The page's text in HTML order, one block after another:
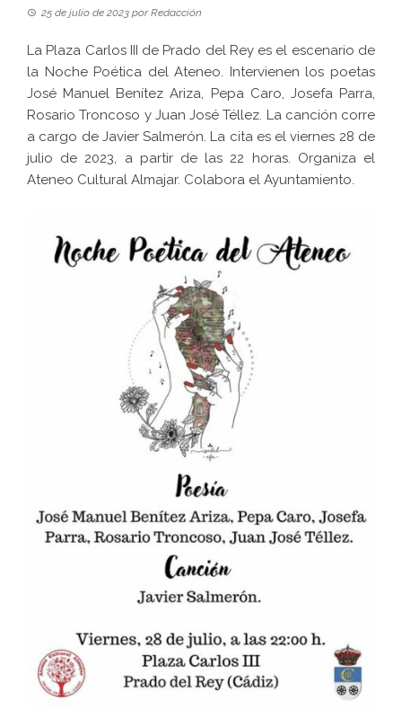
25 de julio de 2023 porRedacción
La Plaza Carlos III de Prado del Rey es el escenario de
la Noche Poética del Ateneo. Intervienen los poetas
José Manuel Benítez Ariza, Pepa Caro, Josefa Parra,
Rosario Troncoso y Juan José Téllez. La canción corre
a cargo de Javier Salmerón. La cita es el viernes 28 de
julio de 2023, a partir de las 22 horas. Organiza el
Ateneo Cultural Almajar. Colabora el Ayuntamiento.